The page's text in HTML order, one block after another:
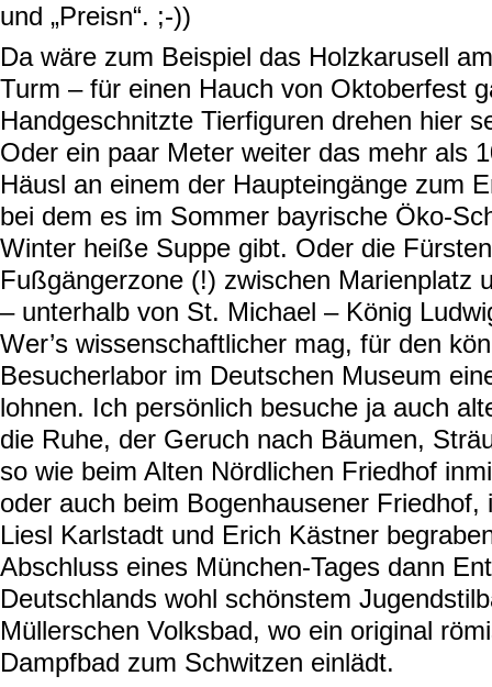
und „Preisn“. ;-))
Da wäre zum Beispiel das Holzkarusell
Turm – für einen Hauch von Oktoberfest
Handgeschnitzte Tierfiguren drehen hier
Oder ein paar Meter weiter das mehr als
Häusl an einem der Haupteingänge zum
bei dem es im Sommer bayrische Öko-
Winter heiße Suppe gibt. Oder die
Fußgängerzone (!) zwischen Marienplatz
– unterhalb von St. Michael – König
Wer’s wissenschaftlicher mag, für den
Besucherlabor im Deutschen Museum
lohnen. Ich persönlich besuche ja auch
die Ruhe, der Geruch nach Bäumen,
so wie beim Alten Nördlichen Friedhof
oder auch beim Bogenhausener Friedhof,
Liesl Karlstadt und Erich Kästner
Abschluss eines München-Tages dann
Deutschlands wohl schönstem
Müllerschen Volksbad, wo ein original
Dampfbad zum Schwitzen einlädt.